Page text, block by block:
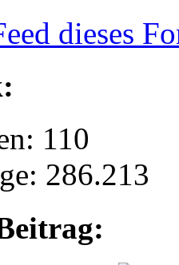
dieses
110
286.213